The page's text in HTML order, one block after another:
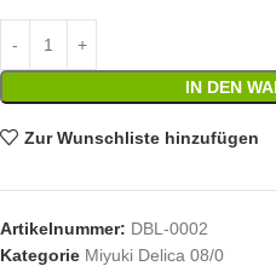
IN DEN
Zur Wunschliste hinzufügen
Artikelnummer: DBL-0002
Kategorie Miyuki Delica 08/0